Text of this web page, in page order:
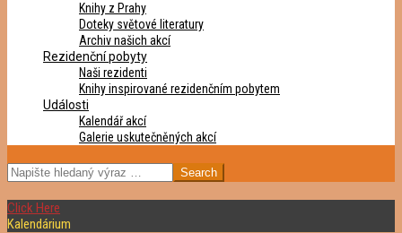
Knihy z Prahy
Doteky světové literatury
Archiv našich akcí
Rezidenční pobyty
Naši rezidenti
Knihy inspirované rezidenčním pobytem
Události
Kalendář akcí
Galerie uskutečněných akcí
SEARCH
Click Here
Kalendárium